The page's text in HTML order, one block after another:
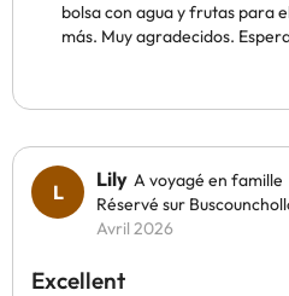
bolsa con agua y frutas para
más. Muy agradecidos.
Lily A voyagé en famille
Réservé sur
Avril 2026
Excellent